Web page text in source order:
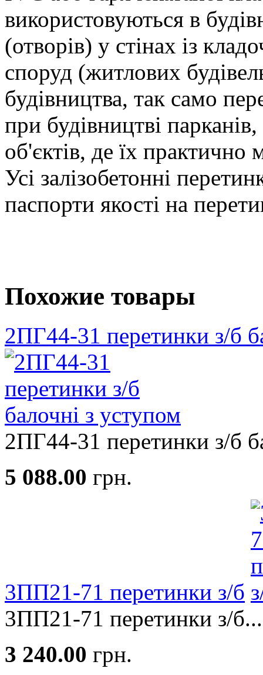
використовуються в
(отворів) у стінах із
споруд (житлових
будівництва, так само
при будівництві
об'єктів, де їх практично
Усі залізобетонні
паспорти якості на
Похожие товары
2ПГ44-31 перетинки з/б
2ПГ44-31 перетинки з/б
5 088.00 грн.
3ПП21-71 перетинки з/б
3ПП21-71 перетинки з/б...
3 240.00 грн.